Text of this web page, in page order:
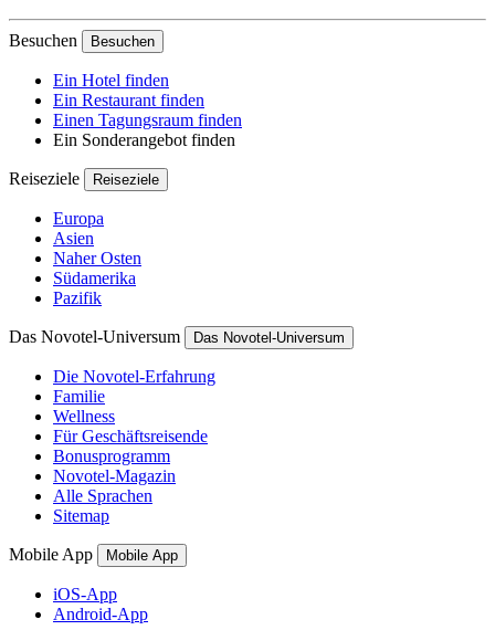
Besuchen Besuchen
Ein Hotel finden
Ein Restaurant finden
Einen Tagungsraum finden
Ein Sonderangebot finden
Reiseziele Reiseziele
Europa
Asien
Naher Osten
Südamerika
Pazifik
Das Novotel-Universum Das Novotel-Universum
Die Novotel-Erfahrung
Familie
Wellness
Für Geschäftsreisende
Bonusprogramm
Novotel-Magazin
Alle Sprachen
Sitemap
Mobile App Mobile App
iOS-App
Android-App